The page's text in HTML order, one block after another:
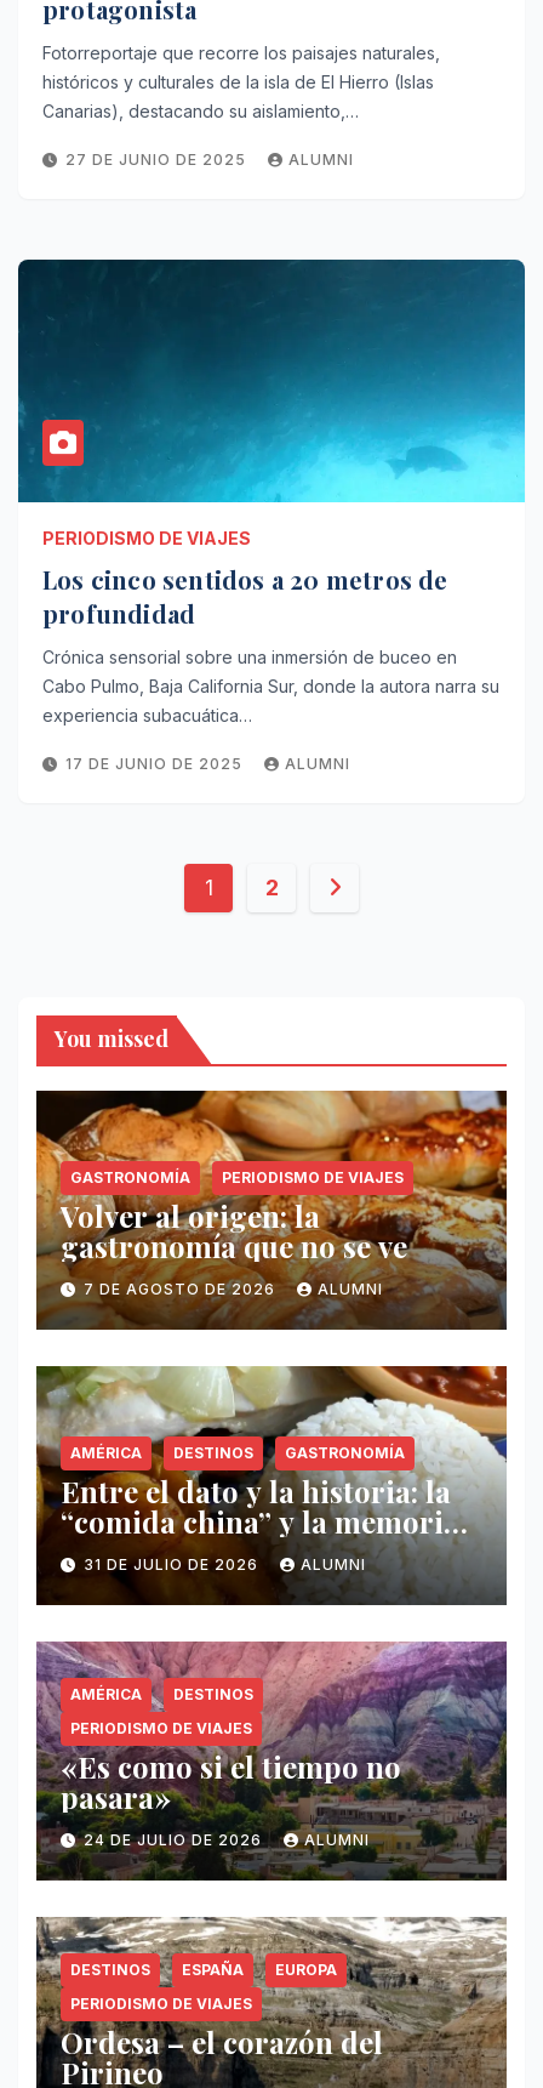
protagonista
Fotorreportaje que recorre los paisajes naturales,
históricos y culturales de la isla de El Hierro (Islas
Canarias), destacando su aislamiento,…
27 DE JUNIO DE 2025 ALUMNI
PERIODISMO DE VIAJES
Los cinco sentidos a 20 metros de
profundidad
Crónica sensorial sobre una inmersión de buceo en
Cabo Pulmo, Baja California Sur, donde la autora narra su
experiencia subacuática…
17 DE JUNIO DE 2025 ALUMNI
Paginación
1 2
You missed
GASTRONOMÍA PERIODISMO DE VIAJES
Volver al origen: la
gastronomía que no se ve
7 DE AGOSTO DE 2026 ALUMNI
AMÉRICA DESTINOS GASTRONOMÍA
Entre el dato y la historia: la
“comida china” y la memoria
invisible en Puerto Rico
31 DE JULIO DE 2026 ALUMNI
AMÉRICA
DESTINOS
PERIODISMO DE VIAJES
«Es como si el tiempo no
pasara»
24 DE JULIO DE 2026 ALUMNI
DESTINOS ESPAÑA
EUROPA
PERIODISMO DE VIAJES
Ordesa – el corazón del
Pirineo